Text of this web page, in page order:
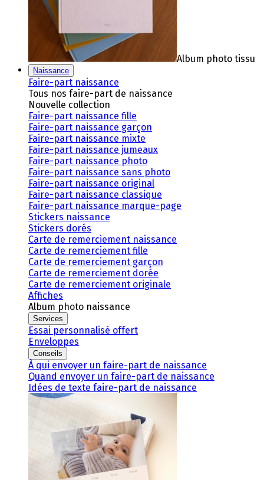
Album photo tissu
Naissance
Faire-part naissance
Tous nos faire-part de naissance
Nouvelle collection
Faire-part naissance fille
Faire-part naissance garçon
Faire-part naissance mixte
Faire-part naissance jumeaux
Faire-part naissance photo
Faire-part naissance sans photo
Faire-part naissance original
Faire-part naissance classique
Faire-part naissance marque-page
Stickers naissance
Stickers dorés
Carte de remerciement naissance
Carte de remerciement fille
Carte de remerciement garçon
Carte de remerciement dorée
Carte de remerciement originale
Affiches
Album photo naissance
Services
Essai personnalisé offert
Enveloppes
Conseils
À qui envoyer un faire-part de naissance
Quand envoyer un faire-part de naissance
Idées de texte faire-part de naissance